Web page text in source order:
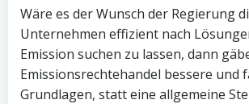
Wäre es der Wunsch der Regierung
Unternehmen effizient nach
Emission suchen zu lassen, dann
Emissionsrechtehandel bessere und
Grundlagen, statt eine allgemeine